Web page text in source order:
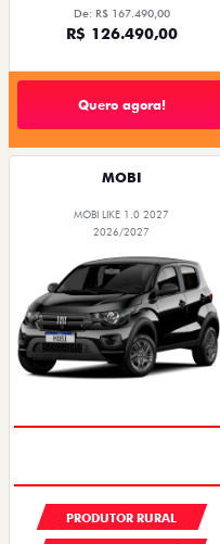
De: R$ 167.490,00
R$ 126.490,00
Quero agora!
MOBI
MOBI LIKE 1.0 2027
2026/2027
PRODUTOR RURAL